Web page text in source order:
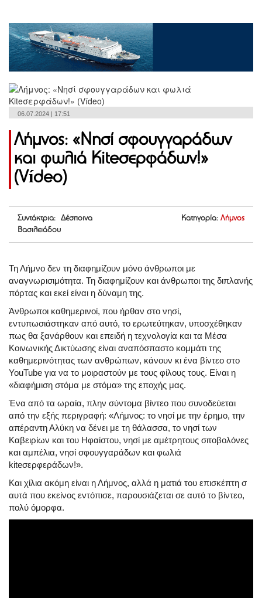
06.07.2024 | 17:51
Λήμνος: «Νησί σφουγγαράδων
και φωλιά Kiteσερφάδων!»
(Vídeo)
Συντάκτρια: Δέσποινα
Βασιλειάδου
Κατηγορία: Λήμνος
Τη Λήμνο δεν τη διαφημίζουν μόνο άνθρωποι με
αναγνωρισιμότητα. Τη διαφημίζουν και άνθρωποι της διπλανής
πόρτας και εκεί είναι η δύναμη της.
Άνθρωποι καθημερινοί, που ήρθαν στο νησί,
εντυπωσιάστηκαν από αυτό, το ερωτεύτηκαν, υποσχέθηκαν
πως θα ξανάρθουν και επειδή η τεχνολογία και τα Μέσα
Κοινωνικής Δικτύωσης είναι αναπόσπαστο κομμάτι της
καθημερινότητας των ανθρώπων, κάνουν κι ένα βίντεο στο
YouTube για να το μοιραστούν με τους φίλους τους. Είναι η
«διαφήμιση στόμα με στόμα» της εποχής μας.
Ένα από τα ωραία, πλην σύντομα βίντεο που συνοδεύεται
από την εξής περιγραφή: «Λήμνος: το νησί με την έρημο, την
απέραντη Αλύκη να δένει με τη θάλασσα, το νησί των
Καβειρίων και του Ηφαίστου, νησί με αμέτρητους σιτοβολόνες
και αμπέλια, νησί σφουγγαράδων και φωλιά
kiteσερφεράδων!».
Και χίλια ακόμη είναι η Λήμνος, αλλά η ματιά του επισκέπτη σ
αυτά που εκείνος εντόπισε, παρουσιάζεται σε αυτό το βίντεο,
πολύ όμορφα.